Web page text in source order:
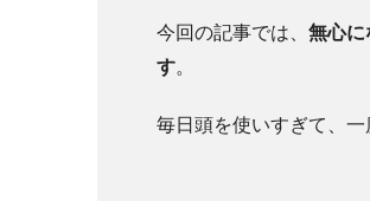
今回の記事では、 無心に
す。
毎日頭を使いすぎて、